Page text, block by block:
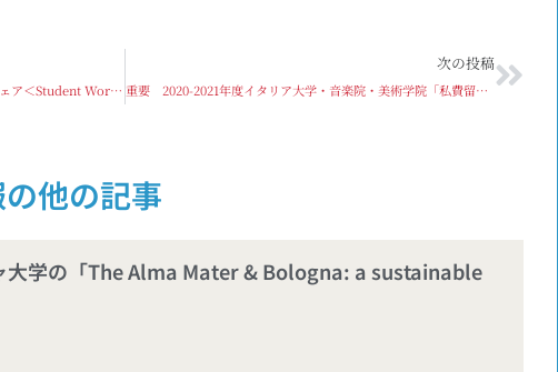
イタリアの大学が参加するバーチャル留学フェア＜Student World バーチャルフェア＞のお知らせ
次の投稿
重要 2020-2021年度イタリア大学・音楽院・美術学院「私費留学手続きの申し込み」受付開始のお知らせ
大学の「The Alma Mater & Bologna: a sustainable